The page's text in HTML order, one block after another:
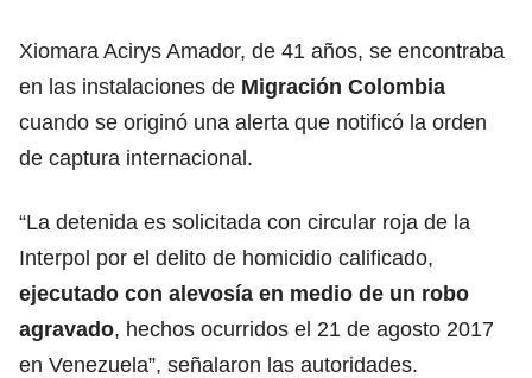
Xiomara Acirys Amador, de 41 años, se encontraba
en las instalaciones de Migración Colombia
cuando se originó una alerta que notificó la orden
de captura internacional.
“La detenida es solicitada con circular roja de la
Interpol por el delito de homicidio calificado,
ejecutado con alevosía en medio de un robo
agravado, hechos ocurridos el 21 de agosto 2017
en Venezuela”, señalaron las autoridades.